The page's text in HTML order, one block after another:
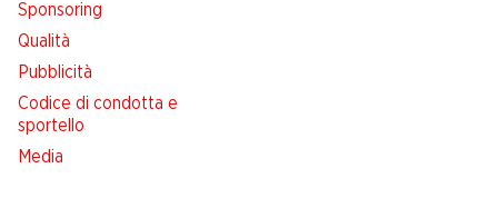
Sponsoring
Qualità
Pubblicità
Codice di condotta e
sportello
Media